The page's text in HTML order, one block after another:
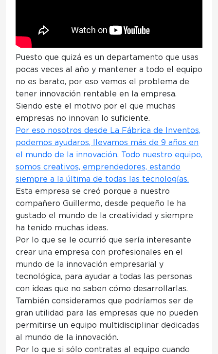
Puesto que quizá es un departamento que usas
pocas veces al año y mantener a todo el equipo
no es barato, por eso vemos el problema de
tener innovación rentable en la empresa.
Siendo este el motivo por el que muchas
empresas no innovan lo suficiente.
Por eso nosotros desde La Fábrica de Inventos,
podemos ayudaros, llevamos más de 9 años en
el mundo de la innovación. Todo nuestro equipo,
somos creativos, emprendedores, estando
siempre a la última de todas las tecnologías.
Esta empresa se creó porque a nuestro
compañero Guillermo, desde pequeño le ha
gustado el mundo de la creatividad y siempre
ha tenido muchas ideas.
Por lo que se le ocurrió que sería interesante
crear una empresa con profesionales en el
mundo de la innovación empresarial y
tecnológica, para ayudar a todas las personas
con ideas que no saben cómo desarrollarlas.
También consideramos que podríamos ser de
gran utilidad para las empresas que no pueden
permitirse un equipo multidisciplinar dedicadas
al mundo de la innovación.
Por lo que si sólo contratas al equipo cuando